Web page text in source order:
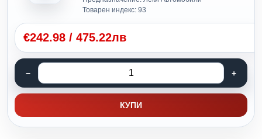
Товарен индекс: 93
€242.98 / 475.22лв
КУПИ